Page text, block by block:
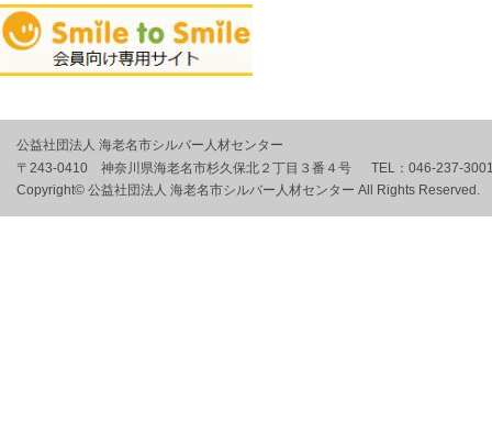
公益社団法人 海老名市シルバー人材センター
〒243-0410 神奈川県海老名市杉久保北２丁目３番４号
TEL： 046-237-
Copyright© 公益社団法人 海老名市シルバー人材センター All Rights Reserved.